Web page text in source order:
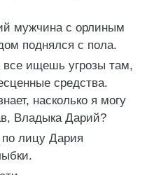
мужчина с орлиным
поднялся с пола.
ищешь угрозы там,
средства.
насколько я могу
Владыка Дарий?
лицу Дария